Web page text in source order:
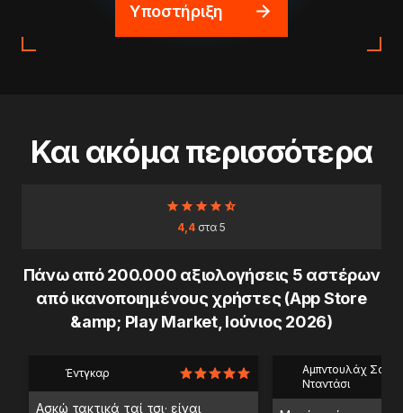
Υποστήριξη
Και ακόμα περισσότερα
4,4στα 5
Πάνω από 200.000 αξιολογήσεις 5 αστέρων
από ικανοποιημένους χρήστες (App Store
&amp; Play Market, Ιούνιος 2026)
Έντγκαρ
Ασκώ τακτικά ταί τσι· είναι
Αμπντουλάχ
Νταντάσι